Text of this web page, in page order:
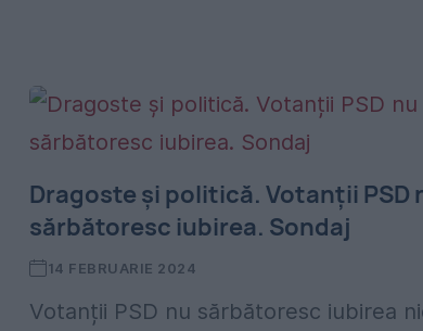
Dragoste și politică. Votanții PSD
sărbătoresc iubirea. Sondaj
14 FEBRUARIE 2024
Votanții PSD nu sărbătoresc iubirea